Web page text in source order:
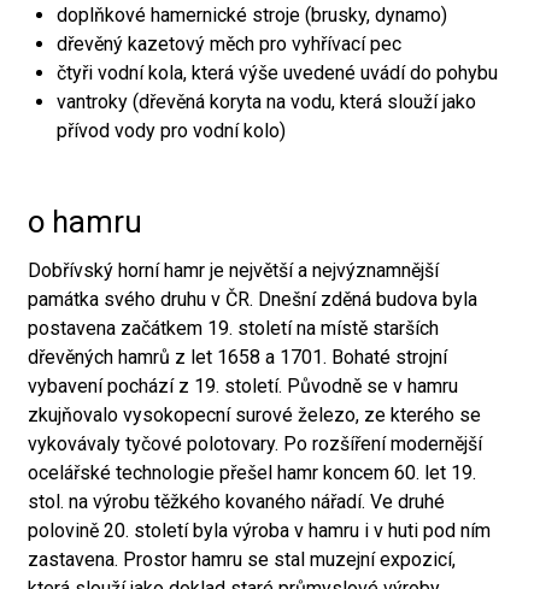
doplňkové hamernické stroje (brusky, dynamo)
dřevěný kazetový měch pro vyhřívací pec
čtyři vodní kola, která výše uvedené uvádí do pohybu
vantroky (dřevěná koryta na vodu, která slouží jako
přívod vody pro vodní kolo)
o hamru
Dobřívský horní hamr je největší a nejvýznamnější
památka svého druhu v ČR. Dnešní zděná budova byla
postavena začátkem 19. století na místě starších
dřevěných hamrů z let 1658 a 1701. Bohaté strojní
vybavení pochází z 19. století. Původně se v hamru
zkujňovalo vysokopecní surové železo, ze kterého se
vykovávaly tyčové polotovary. Po rozšíření modernější
ocelářské technologie přešel hamr koncem 60. let 19.
stol. na výrobu těžkého kovaného nářadí. Ve druhé
polovině 20. století byla výroba v hamru i v huti pod ním
zastavena. Prostor hamru se stal muzejní expozicí,